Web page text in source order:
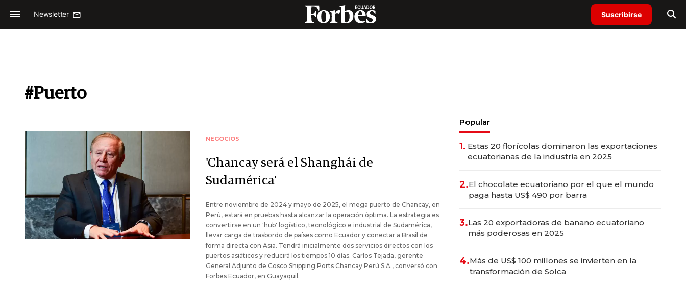
Newsletter Suscribirse
#Puerto
NEGOCIOS
'Chancay será el Shanghái de
Sudamérica'
Entre noviembre de 2024 y mayo de 2025, el mega puerto de Chancay, en
Perú, estará en pruebas hasta alcanzar la operación óptima. La estrategia es
convertirse en un 'hub' logístico, tecnológico e industrial de Sudamérica,
llevar carga de trasbordo de países como Ecuador y conectar a Brasil de
forma directa con Asia. Tendrá inicialmente dos servicios directos con los
puertos asiáticos y reducirá los tiempos 10 días. Carlos Tejada, gerente
General Adjunto de Cosco Shipping Ports Chancay Perú S.A., conversó con
Forbes Ecuador, en Guayaquil.
Popular
1. Estas 20 florícolas dominaron las exportaciones
ecuatorianas de la industria en 2025
2.El chocolate ecuatoriano por el que el mundo
paga hasta US$ 490 por barra
3.Las 20 exportadoras de banano ecuatoriano
más poderosas en 2025
4.Más de US$ 100 millones se invierten en la
transformación de Solca